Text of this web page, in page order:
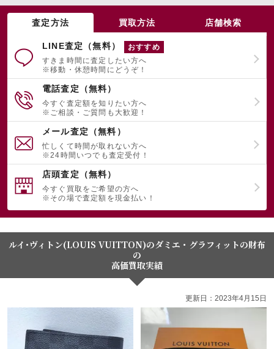
査定方法 買取方法 店舗検索
LINE査定（無料）
おすすめ
すきま時間に査定したい方へ
※移動・休憩時間にどうぞ！
電話査定（無料）
今すぐ査定額を知りたい方へ
※ご相談・ご質問も大歓迎！
メール査定（無料）
忙しくて時間が取れない方へ
※24時間いつでも査定受付！
店頭査定（無料）
今すぐ買取をご希望の方へ
※その場で査定額を現金払い！
ルイ･ヴィトン(LOUIS VUITTON)のダミエ・グラフィットの財布
の
高価買取実績
更新日：2023年4月15日